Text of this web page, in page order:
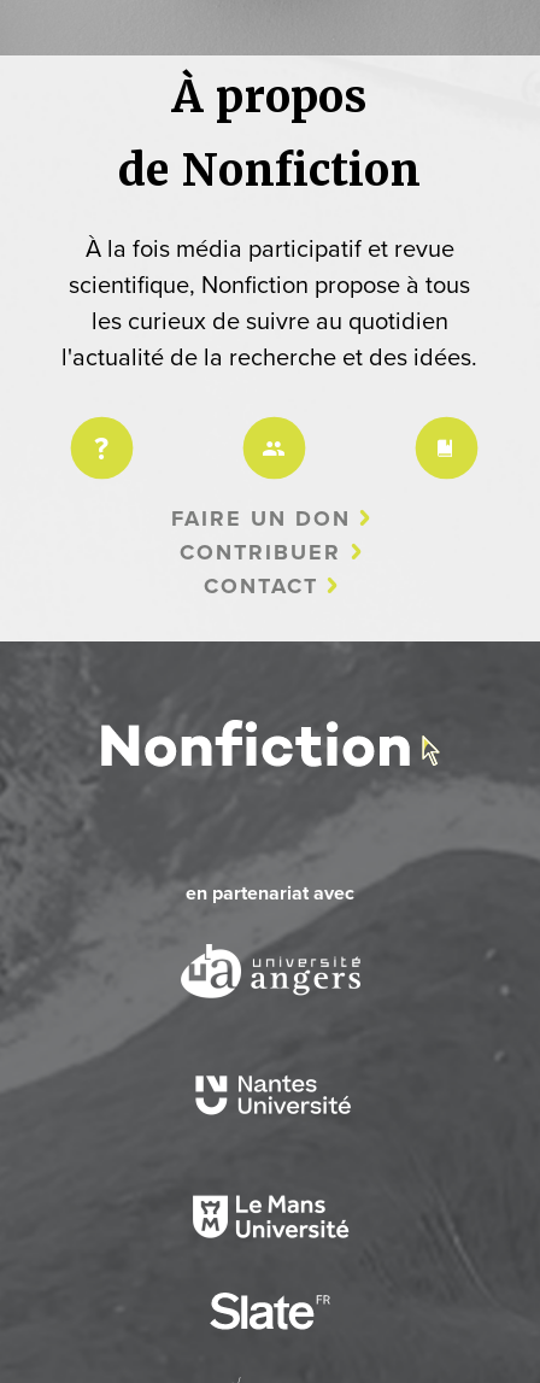
À propos
de Nonfiction
À la fois média participatif et revue
scientifique, Nonfiction propose à tous
les curieux de suivre au quotidien
l'actualité de la recherche et des idées.
FAIRE UN DON
CONTRIBUER
CONTACT
en partenariat avec